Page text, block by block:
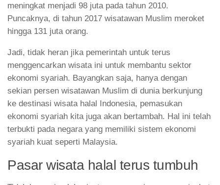
meningkat menjadi 98 juta pada tahun 2010.
Puncaknya, di tahun 2017 wisatawan Muslim meroket
hingga 131 juta orang.
Jadi, tidak heran jika pemerintah untuk terus
menggencarkan wisata ini untuk membantu sektor
ekonomi syariah. Bayangkan saja, hanya dengan
sekian persen wisatawan Muslim di dunia berkunjung
ke destinasi wisata halal Indonesia, pemasukan
ekonomi syariah kita juga akan bertambah. Hal ini telah
terbukti pada negara yang memiliki sistem ekonomi
syariah kuat seperti Malaysia.
Pasar wisata halal terus tumbuh